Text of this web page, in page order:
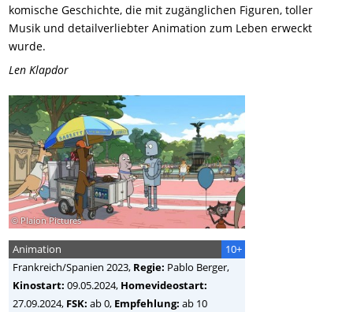
komische Geschichte, die mit zugänglichen Figuren, toller
Musik und detailverliebter Animation zum Leben erweckt
wurde.
Len Klapdor
© Plaion Pictures
10+
Animation
Frankreich/Spanien 2023, Regie: Pablo Berger,
Kinostart: 09.05.2024, Homevideostart:
27.09.2024, FSK: ab 0, Empfehlung: ab 10